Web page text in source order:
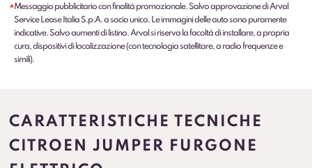
*Messaggio pubblicitario con finalità promozionale. Salvo approvazione di Arval
Service Lease Italia S.p.A. a socio unico. Le immagini delle auto sono puramente
indicative. Salvo aumenti di listino. Arval si riserva la facoltà di installare, a propria
cura, dispositivi di localizzazione (con tecnologia satellitare, a radio frequenze e
simili).
CARATTERISTICHE TECNICHE
CITROEN JUMPER FURGONE